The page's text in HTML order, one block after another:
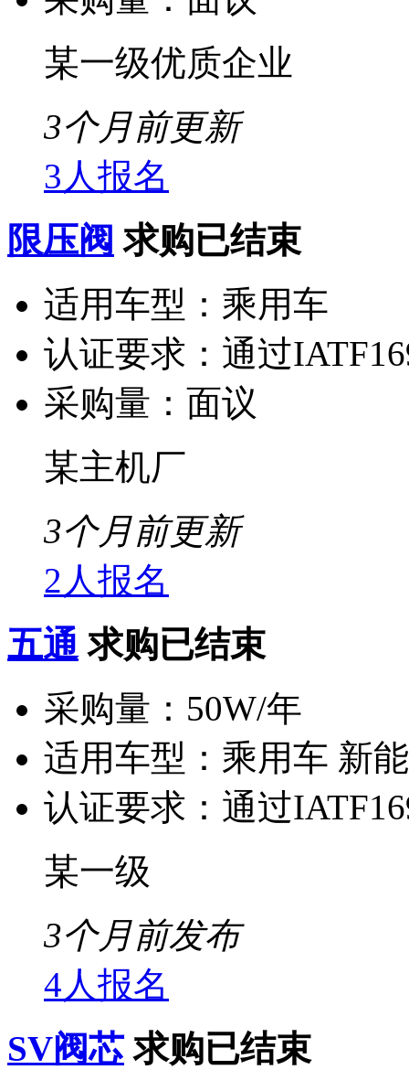
某一级优质企业
3个月前更新
3人报名
限压阀 求购已结束
适用车型： 乘用车
认证要求： 通过
采购量： 面议
某主机厂
3个月前更新
2人报名
五通 求购已结束
采购量： 50W/年
适用车型： 乘用车 新
认证要求： 通过
某一级
3个月前发布
4人报名
SV阀芯 求购已结束